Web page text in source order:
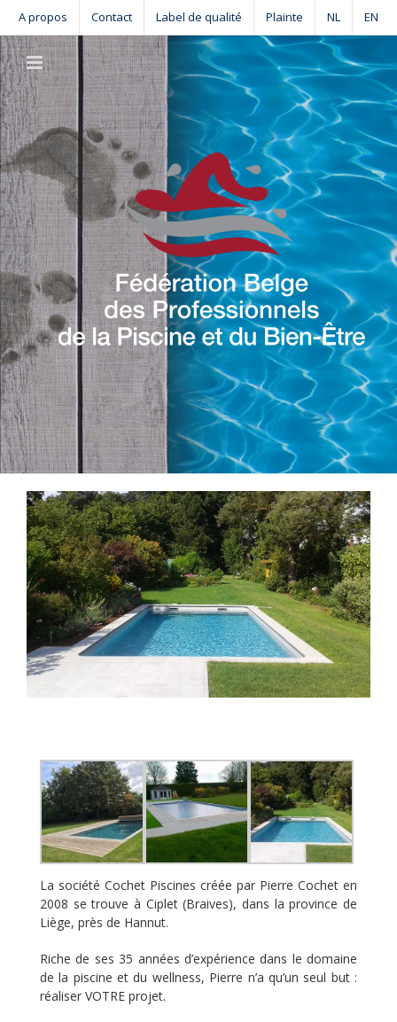
content
A propos Contact Label de qualité Plainte NL EN
View
Larger
Image
La société Cochet Piscines créée par Pierre Cochet en
2008 se trouve à Ciplet (Braives), dans la province de
Liège, près de Hannut.
Riche de ses 35 années d’expérience dans le domaine
de la piscine et du wellness, Pierre n’a qu’un seul but :
réaliser VOTRE projet.